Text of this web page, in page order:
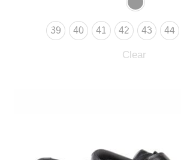
39 40 41 42 43 44
Clear